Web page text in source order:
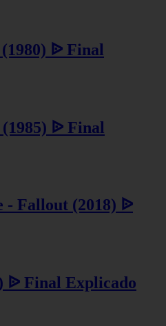
ᐉ Final
ᐉ Final
- Fallout (2018) ᐉ
ᐉ Final Explicado